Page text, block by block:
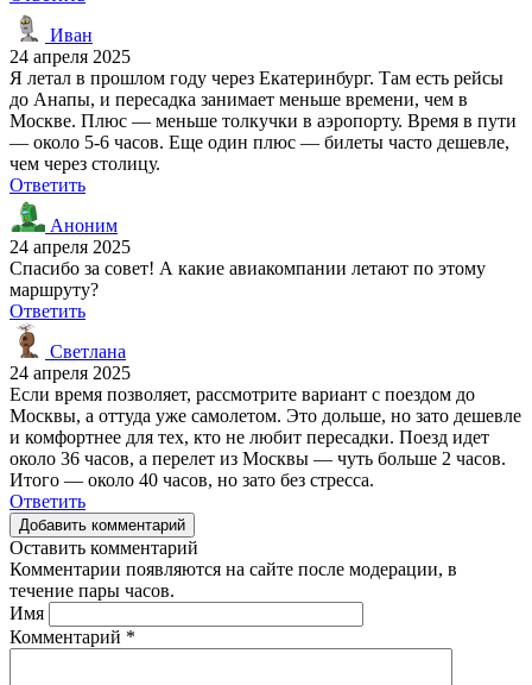
Иван
24 апреля 2025
Я летал в прошлом году через Екатеринбург. Там есть рейсы
до Анапы, и пересадка занимает меньше времени, чем в
Москве. Плюс — меньше толкучки в аэропорту. Время в пути
— около 5-6 часов. Еще один плюс — билеты часто дешевле,
чем через столицу.
Ответить
Аноним
24 апреля 2025
Спасибо за совет! А какие авиакомпании летают по этому
маршруту?
Ответить
Светлана
24 апреля 2025
Если время позволяет, рассмотрите вариант с поездом до
Москвы, а оттуда уже самолетом. Это дольше, но зато дешевле
и комфортнее для тех, кто не любит пересадки. Поезд идет
около 36 часов, а перелет из Москвы — чуть больше 2 часов.
Итого — около 40 часов, но зато без стресса.
Ответить
Добавить комментарий
Оставить комментарий
Комментарии появляются на сайте после модерации, в
течение пары часов.
Имя
Комментарий *